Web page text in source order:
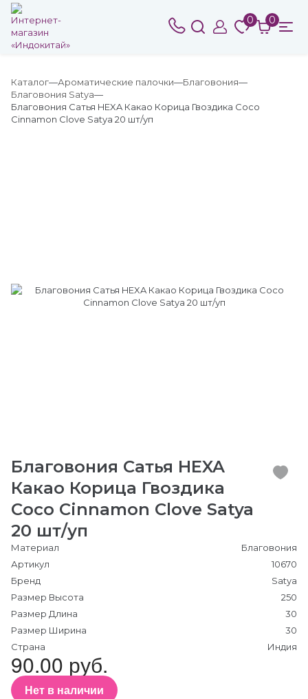
0 0
Каталог Ароматические палочки
Благовония
Благовония Satya
Благовония Сатья HEXA Какао Корица Гвоздика Coco
Cinnamon Clove Satya 20 шт/уп
Благовония Сатья HEXA
Какао Корица Гвоздика
Coco Cinnamon Clove Satya
20 шт/уп
Материал
Благовония
Артикул
10670
Бренд
Satya
Размер Высота
250
Размер Длина
30
Размер Ширина
30
Страна
Индия
90.00 руб.
Нет в наличии